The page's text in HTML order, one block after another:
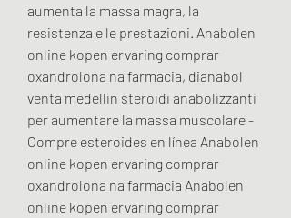
aumenta la massa magra, la
resistenza e le prestazioni. Anabolen
online kopen ervaring comprar
oxandrolona na farmacia, dianabol
venta medellin steroidi anabolizzanti
per aumentare la massa muscolare -
Compre esteroides en línea Anabolen
online kopen ervaring comprar
oxandrolona na farmacia Anabolen
online kopen ervaring comprar